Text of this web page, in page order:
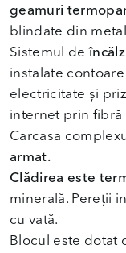
geamuri
blindate din
Sistemul de
instalate
electricitate și
internet prin fibră
Carcasa
armat.
Clădirea este
minerală. Pereții
cu vată.
Blocul este dotat